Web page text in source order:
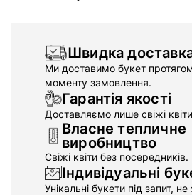
Швидка
Ми доставимо букет
моменту замовлення.
Гарантія якості
Доставляємо лише свіжі
Власне тепличне
виробництво
Свіжі квіти без посередників.
Індивідуальні
Унікальні букети під запит,